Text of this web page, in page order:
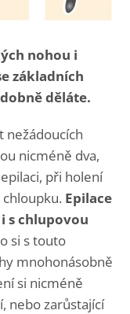
nohou i
základních
děláte.
nežádoucích
nicméně dva,
při holení
Epilace
s chlupovou
si s touto
mnohonásobně
si nicméně
nebo zarůstající